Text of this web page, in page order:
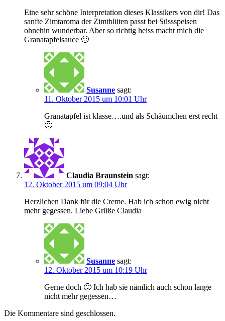
Eine sehr schöne Interpretation dieses Klassikers von dir! Das
sanfte Zimtaroma der Zimtblüten passt bei Süssspeisen
ohnehin wunderbar. Aber so richtig heiss macht mich die
Granatapfelsauce 🙂
Susanne sagt:
11. Oktober 2015 um 10:01 Uhr
Granatapfel ist klasse….und als Schäumchen erst recht
🙂
Claudia Braunstein sagt:
12. Oktober 2015 um 09:04 Uhr
Herzlichen Dank für die Creme. Hab ich schon ewig nicht
mehr gegessen. Liebe Grüße Claudia
Susanne sagt:
12. Oktober 2015 um 10:19 Uhr
Gerne doch 🙂 Ich hab sie nämlich auch schon lange
nicht mehr gegessen…
Die Kommentare sind geschlossen.